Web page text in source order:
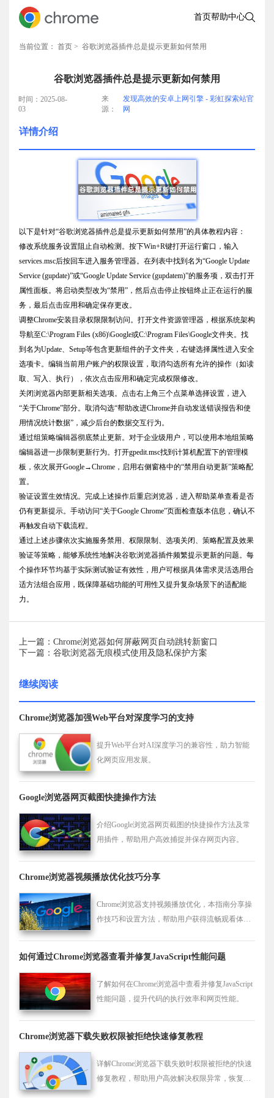
首页帮助中心
当前位置： 首页 > 谷歌浏览器插件总是提示更新如何禁用
谷歌浏览器插件总是提示更新如何禁用
时间：2025-08-
03
来
源：
发现高效的安卓上网引擎 - 彩虹探索站官
网
详情介绍
以下是针对“谷歌浏览器插件总是提示更新如何禁用”的具体教程内容：
修改系统服务设置阻止自动检测。按下Win+R键打开运行窗口，输入
services.msc后按回车进入服务管理器。在列表中找到名为“Google Update
Service (gupdate)”或“Google Update Service (gupdatem)”的服务项，双击打开
属性面板。将启动类型改为“禁用”，然后点击停止按钮终止正在运行的服
务，最后点击应用和确定保存更改。
调整Chrome安装目录权限限制访问。打开文件资源管理器，根据系统架构
导航至C:\Program Files (x86)\Google或C:\Program Files\Google文件夹。找
到名为Update、Setup等包含更新组件的子文件夹，右键选择属性进入安全
选项卡。编辑当前用户账户的权限设置，取消勾选所有允许的操作（如读
取、写入、执行），依次点击应用和确定完成权限修改。
关闭浏览器内部更新相关选项。点击右上角三个点菜单选择设置，进入
“关于Chrome”部分。取消勾选“帮助改进Chrome并自动发送错误报告和使
用情况统计数据”，减少后台的数据交互行为。
通过组策略编辑器彻底禁止更新。对于企业级用户，可以使用本地组策略
编辑器进一步限制更新行为。打开gpedit.msc找到计算机配置下的管理模
板，依次展开Google→Chrome，启用右侧窗格中的“禁用自动更新”策略配
置。
验证设置生效情况。完成上述操作后重启浏览器，进入帮助菜单查看是否
仍有更新提示。手动访问“关于Google Chrome”页面检查版本信息，确认不
再触发自动下载流程。
通过上述步骤依次实施服务禁用、权限限制、选项关闭、策略配置及效果
验证等策略，能够系统性地解决谷歌浏览器插件频繁提示更新的问题。每
个操作环节均基于实际测试验证有效性，用户可根据具体需求灵活选用合
适方法组合应用，既保障基础功能的可用性又提升复杂场景下的适配能
力。
上一篇：Chrome浏览器如何屏蔽网页自动跳转新窗口
下一篇：谷歌浏览器无痕模式使用及隐私保护方案
继续阅读
Chrome浏览器加强Web平台对深度学习的支持
提升Web平台对AI深度学习的兼容性，助力智能
化网页应用发展。
Google浏览器网页截图快捷操作方法
介绍Google浏览器网页截图的快捷操作方法及常
用插件，帮助用户高效捕捉并保存网页内容。
Chrome浏览器视频播放优化技巧分享
Chrome浏览器支持视频播放优化，本指南分享操
作技巧和设置方法，帮助用户获得流畅观看体
如何通过Chrome浏览器查看并修复JavaScript性能问题
了解如何在Chrome浏览器中查看并修复JavaScript
性能问题，提升代码的执行效率和网页性能。
Chrome浏览器下载失败权限被拒绝快速修复教程
详解Chrome浏览器下载失败时权限被拒绝的快速
修复教程，帮助用户高效解决权限异常，恢复正